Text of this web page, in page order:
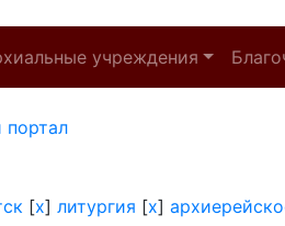
учреждения
портал
[x] литургия [x]